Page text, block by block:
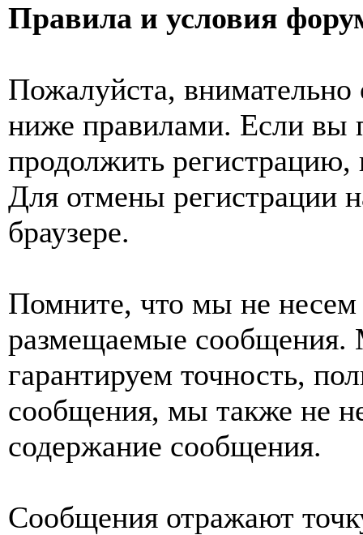
Правила и условия
Пожалуйста, внимательно
ниже правилами. Если вы
продолжить
Для отмены регистрации
браузере.
Помните, что мы не несем
размещаемые сообщения.
гарантируем точность,
сообщения, мы также не
содержание сообщения.
Сообщения отражают